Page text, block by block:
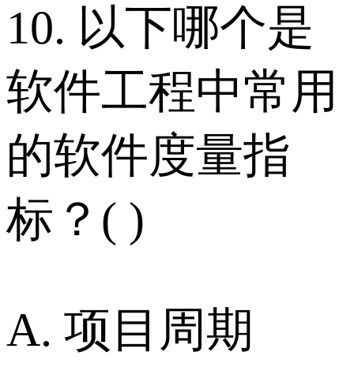
10. 以下哪个是
软件工程中常用
的软件度量指
标？( )
A. 项目周期